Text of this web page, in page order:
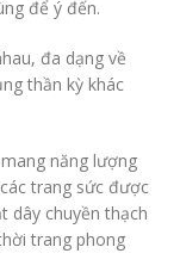
để ý đến.
đa dạng về
thần kỳ khác
năng lượng
trang sức được
dây chuyền thạch
trang phong